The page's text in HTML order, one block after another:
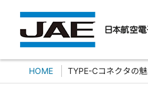
HOME TYPE-Cコネクタの